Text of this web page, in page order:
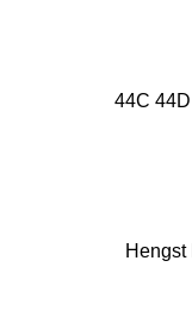
44C 44D
Hengst